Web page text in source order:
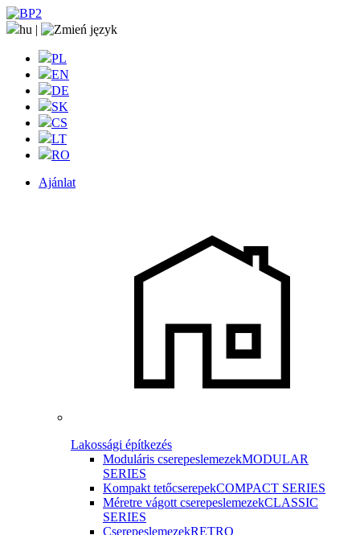
hu |
PL
EN
DE
SK
CS
LT
RO
Ajánlat
Lakossági építkezés
Moduláris cserepeslemezekMODULAR
SERIES
Kompakt tetőcserepekCOMPACT SERIES
Méretre vágott cserepeslemezekCLASSIC
SERIES
CserepeslemezekRETRO